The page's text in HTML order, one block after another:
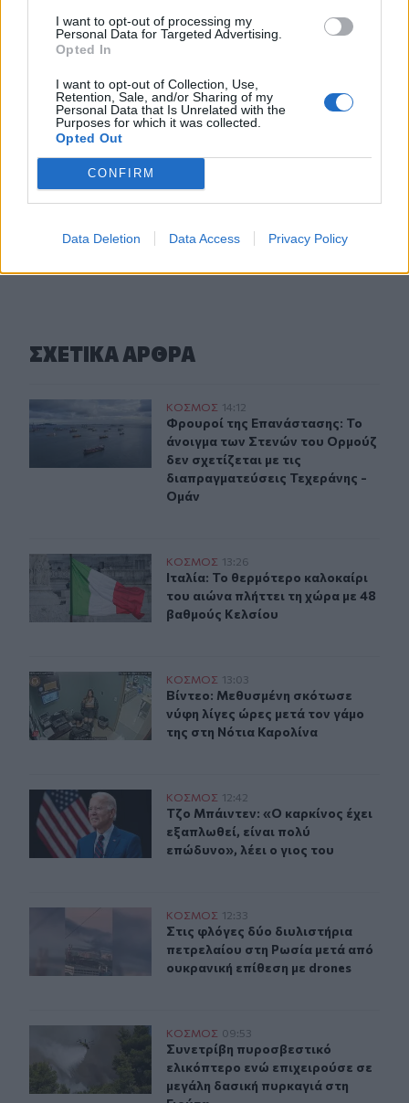
I want to opt-out of processing my
Personal Data for Targeted Advertising.
Opted In
I want to opt-out of Collection, Use,
Retention, Sale, and/or Sharing of my
Personal Data that Is Unrelated with the
Purposes for which it was collected.
Opted Out
CONFIRM
Data Deletion Data Access Privacy Policy
ΒΑΕ, μισθολογικά και εργασιακά θεματα
Βίντεο: Μεθυσμένη σκότωσε νύφη λίγες ώρες μετά τον
γάμο της στη Νότια Καρολίνα
13:02
Νέες ειδικότητες στη Σχολή Ανώτερης Επαγγελματικής
Κατάρτισης Χανίων
ΠΕΡΙΣΣΟΤΕΡΑ
ΣΧΕΤΙΚA AΡΘΡΑ
Φρουροί της Επανάστασης: Το άνοιγμα των Στενών του
ΚΟΣΜΟΣ 14:12
Φρουροί της Επανάστασης: Το
Φρουροί της Επανάστασης: Το
άνοιγμα των Στενών του Ορμούζ
δεν σχετίζεται με τις
διαπραγματεύσεις Τεχεράνης -
Ομάν
Ιταλία: Το θερμότερο καλοκαίρι του αιώνα πλήττει τη
ΚΟΣΜΟΣ 13:26
Ιταλία: Το θερμότερο καλοκαίρι
Ιταλία: Το θερμότερο καλοκαίρι
του αιώνα πλήττει τη χώρα με 48
βαθμούς Κελσίου
Βίντεο: Μεθυσμένη σκότωσε νύφη λίγες ώρες μετά τον
ΚΟΣΜΟΣ 13:03
Βίντεο: Μεθυσμένη σκότωσε νύφη
Βίντεο: Μεθυσμένη σκότωσε
νύφη λίγες ώρες μετά τον γάμο
της στη Νότια Καρολίνα
Τζο Μπάιντεν: «Ο καρκίνος έχει εξαπλωθεί, είναι πολύ
ΚΟΣΜΟΣ 12:42
Τζο Μπάιντεν: «Ο καρκίνος έχει
Τζο Μπάιντεν: «Ο καρκίνος έχει
εξαπλωθεί, είναι πολύ
επώδυνο», λέει ο γιος του
Στις φλόγες δύο διυλιστήρια πετρελαίου στη Ρωσία
ΚΟΣΜΟΣ 12:33
Στις φλόγες δύο διυλιστήρια
Στις φλόγες δύο διυλιστήρια
πετρελαίου στη Ρωσία μετά από
ουκρανική επίθεση με drones
Συνετρίβη πυροσβεστικό ελικόπτερο ενώ
ΚΟΣΜΟΣ 09:53
Συνετρίβη πυροσβεστικό
Συνετρίβη πυροσβεστικό
ελικόπτερο ενώ επιχειρούσε σε
μεγάλη δασική πυρκαγιά στη